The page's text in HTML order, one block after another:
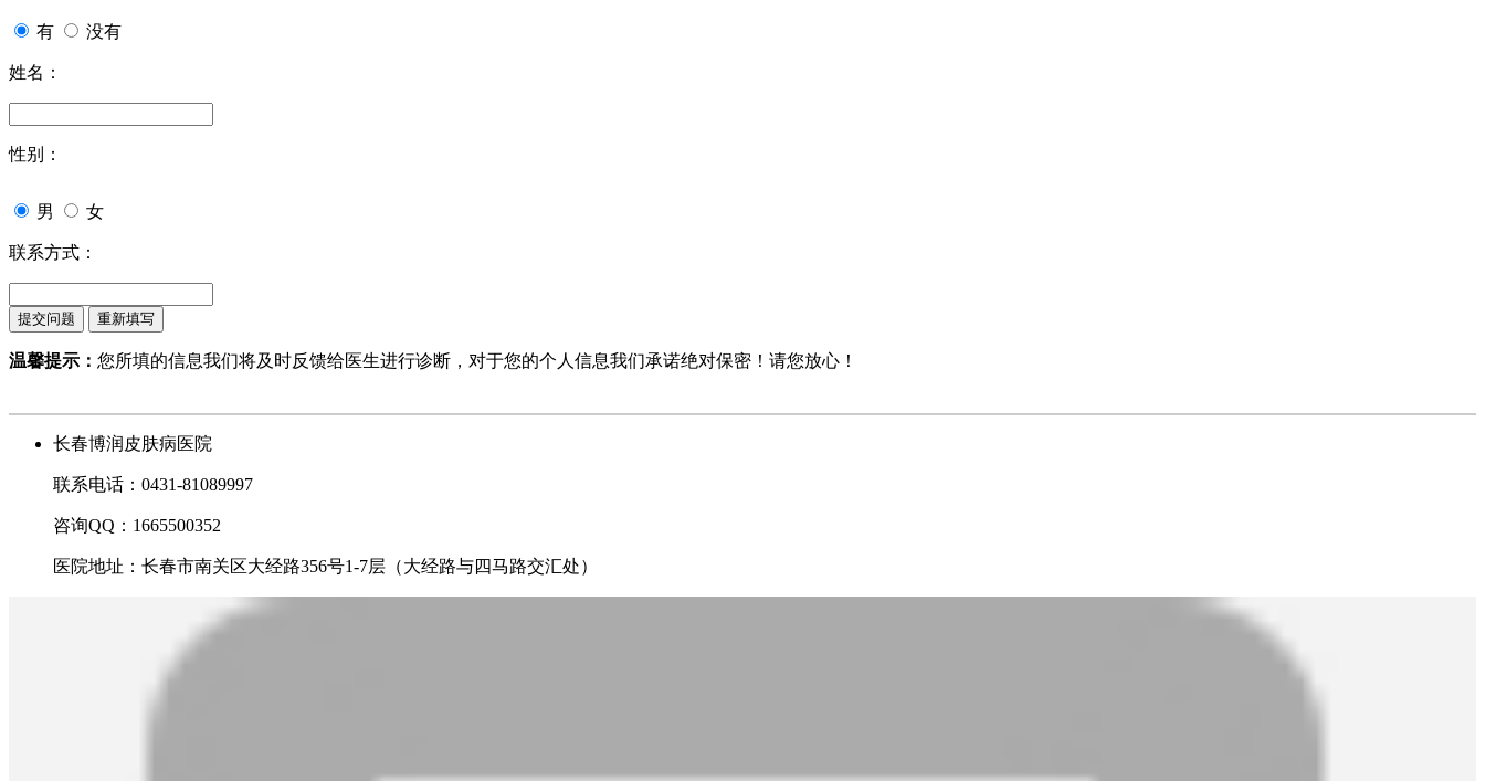
有 没有
姓名：
性别：
男 女
联系方式：
温馨提示： 您所填的信息我们将及时反馈给医生进行诊断，对于您的个人信息我们承诺绝对保密！请您放心！
长春博润皮肤病医院
联系电话：0431-81089997
咨询QQ：1665500352
医院地址：长春市南关区大经路356号1-7层（大经路与四马路交汇处）